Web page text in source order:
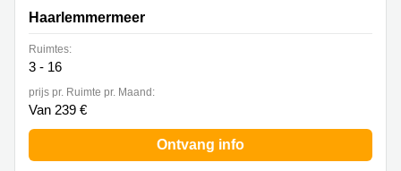
Haarlemmermeer
Ruimtes:
3 - 16
prijs pr. Ruimte pr. Maand:
Van 239 €
Ontvang info